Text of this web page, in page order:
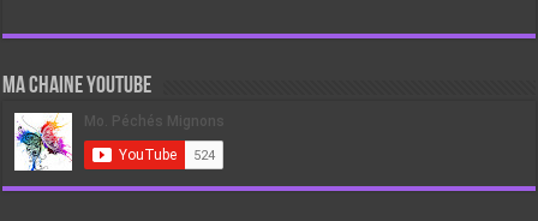
Ma chaine Youtube